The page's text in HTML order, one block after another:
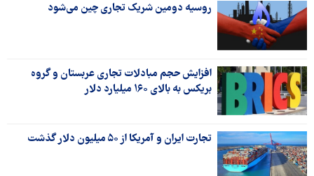
روسیه دومین شریک تجاری چین می‌شود
افزایش حجم مبادلات تجاری عربستان و گروه
بریکس به بالای ۱۶۰ میلیارد دلار
تجارت ایران و آمریکا از ۵۰ میلیون دلار گذشت